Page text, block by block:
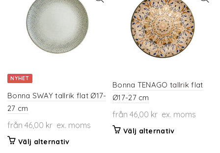
varianter.
De
olika
alternativen
kan
De
olika
alternativen
kan
väljas
NYHET
Bonna SWAY tallrik flat Ø17-
27 cm
från 46,00 kr ex. moms
Välj alternativDen
Bonna TENAGO tallrik flat
Ø17-27 cm
från 46,00 kr ex. moms
Välj alternativDen